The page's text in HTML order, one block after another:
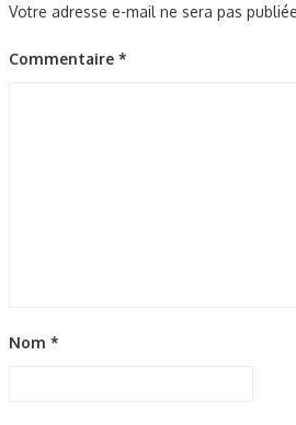
Votre adresse e-mail ne sera pas
Commentaire *
Nom *